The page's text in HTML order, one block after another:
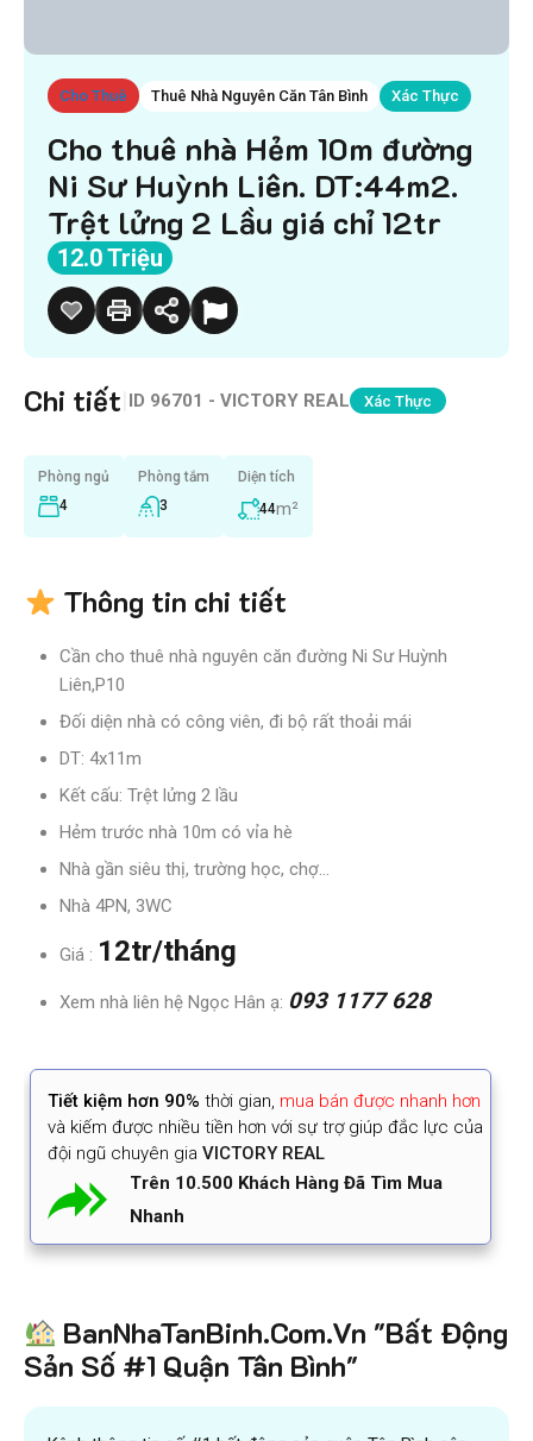
Cho Thuê Thuê Nhà Nguyên Căn Tân Bình Xác Thực
Cho thuê nhà Hẻm 10m đường
Ni Sư Huỳnh Liên. DT:44m2.
Trệt lửng 2 Lầu giá chỉ 12tr
12.0 Triệu
Chi tiết ID 96701 - VICTORY REAL Xác Thực
Phòng ngủ
4
Phòng tắm
3
Diện tích
44m²
Thông tin chi tiết
Cần cho thuê nhà nguyên căn đường Ni Sư Huỳnh
Liên,P10
Đối diện nhà có công viên, đi bộ rất thoải mái
DT: 4x11m
Kết cấu: Trệt lửng 2 lầu
Hẻm trước nhà 10m có vỉa hè
Nhà gần siêu thị, trường học, chợ…
Nhà 4PN, 3WC
Giá : 12tr/tháng
Xem nhà liên hệ Ngọc Hân ạ: 093 1177 628
Tiết kiệm hơn 90% thời gian, mua bán được nhanh hơn
và kiếm được nhiều tiền hơn với sự trợ giúp đắc lực của
đội ngũ chuyên gia VICTORY REAL
Trên 10.500 Khách Hàng Đã Tìm Mua
Nhanh
BanNhaTanBinh.Com.Vn "Bất Động
Sản Số #1 Quận Tân Bình"